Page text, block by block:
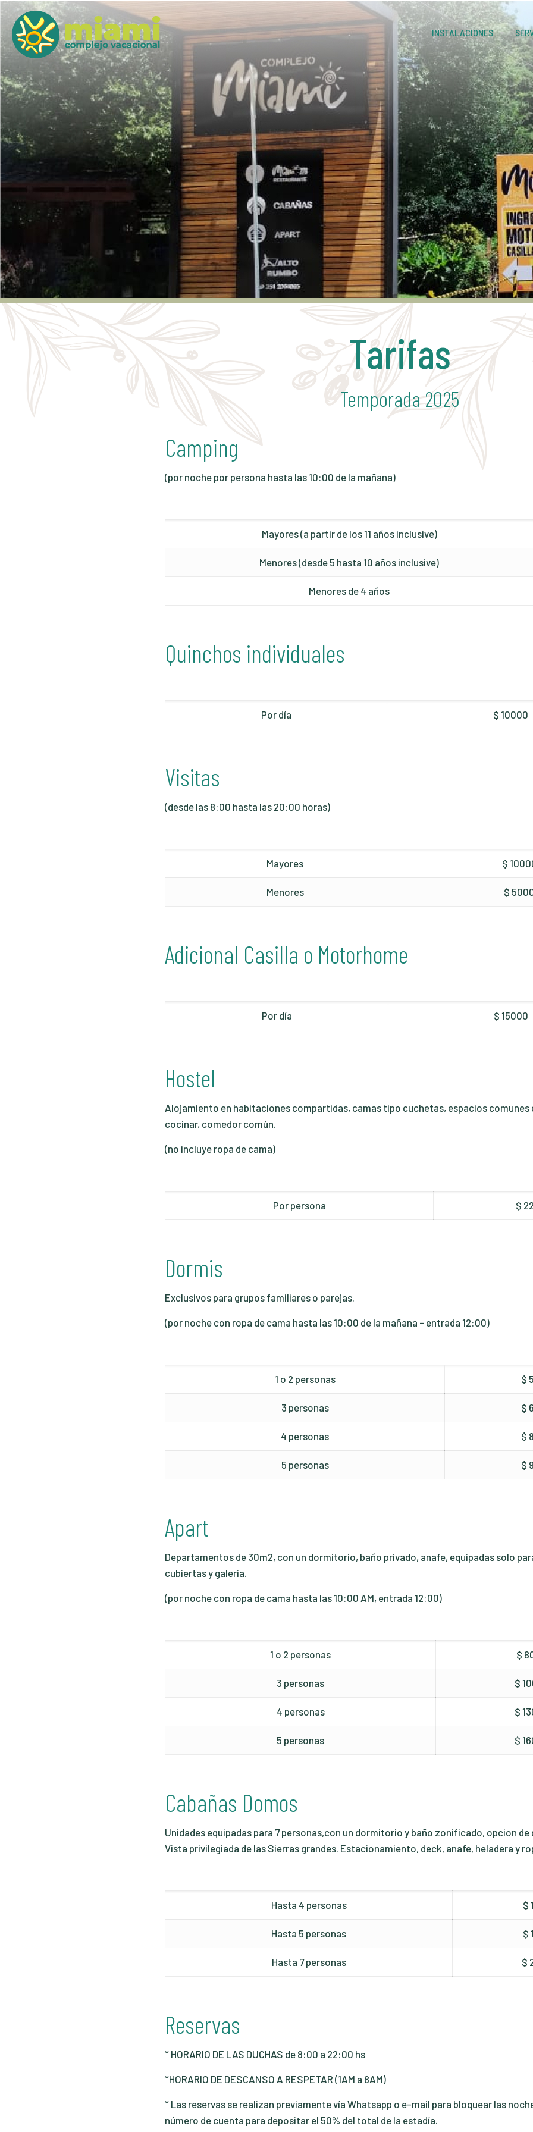
INSTALACIONES
Tarifas
Temporada 2025
Camping
(por noche por persona hasta las 10:00 de la mañana)
Mayores (a partir de los 11 años inclusive)
Menores (desde 5 hasta 10 años inclusive)
Menores de 4 años
Quinchos individuales
Por día $ 10000
Visitas
(desde las 8:00 hasta las 20:00 horas)
Mayores $
Menores $
Adicional Casilla o Motorhome
Por día $ 15000
Hostel
Alojamiento en habitaciones compartidas, camas tipo cuchetas, espacios comunes
cocinar, comedor común.
(no incluye ropa de cama)
Por persona $
Dormis
Exclusivos para grupos familiares o parejas.
(por noche con ropa de cama hasta las 10:00 de la mañana - entrada 12:00)
1 o 2 personas $
3 personas $
4 personas $
5 personas $
Apart
Departamentos de 30m2, con un dormitorio, baño privado, anafe, equipadas solo
cubiertas y galeria.
(por noche con ropa de cama hasta las 10:00 AM, entrada 12:00)
1 o 2 personas $
3 personas $
4 personas $
5 personas $
Cabañas Domos
Unidades equipadas para 7 personas,con un dormitorio y baño zonificado, opcion
Vista privilegiada de las Sierras grandes. Estacionamiento, deck, anafe, heladera y
Hasta 4 personas $
Hasta 5 personas $
Hasta 7 personas $
Reservas
* HORARIO DE LAS DUCHAS de 8:00 a 22:00 hs
*HORARIO DE DESCANSO A RESPETAR (1AM a 8AM)
* Las reservas se realizan previamente vía Whatsapp o e-mail para bloquear las
número de cuenta para depositar el 50% del total de la estadía.